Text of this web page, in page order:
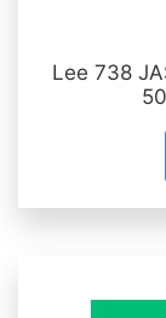
Lee 738